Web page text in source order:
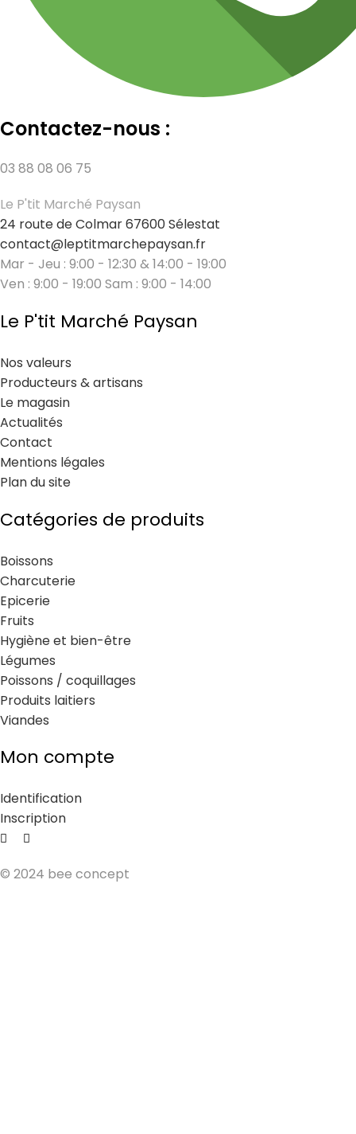
Contactez-nous :
03 88 08 06 75
Le P'tit Marché Paysan
24 route de Colmar 67600 Sélestat
contact@leptitmarchepaysan.fr
Mar - Jeu : 9:00 - 12:30 & 14:00 - 19:00
Ven : 9:00 - 19:00 Sam : 9:00 - 14:00
Le P'tit Marché Paysan
Nos valeurs
Producteurs & artisans
Le magasin
Actualités
Contact
Mentions légales
Plan du site
Catégories de produits
Boissons
Charcuterie
Epicerie
Fruits
Hygiène et bien-être
Légumes
Poissons / coquillages
Produits laitiers
Viandes
Mon compte
Identification
Inscription
© 2024 bee concept